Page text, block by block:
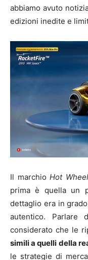
abbiamo avuto
edizioni inedite e
Il marchioHot
prima è quella un
dettaglio era in
autentico.
considerato che le
simili a quelli della
le strategie di